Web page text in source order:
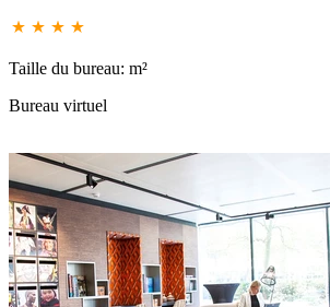
Taille du bureau: m²
Bureau virtuel